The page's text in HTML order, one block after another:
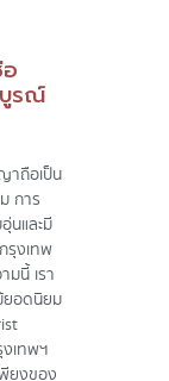
บูรณ์
าถือเป็น
การ
นและมี
รุงเทพ
มนี้ เรา
ยอดนิยม
เทพฯ
ยงของ